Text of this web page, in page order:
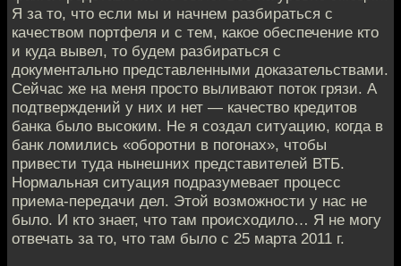
Я за то, что если мы и начнем разбираться с
качеством портфеля и с тем, какое обеспечение кто
и куда вывел, то будем разбираться с
документально представленными доказательствами.
Сейчас же на меня просто выливают поток грязи. А
подтверждений у них и нет — качество кредитов
банка было высоким. Не я создал ситуацию, когда в
банк ломились «оборотни в погонах», чтобы
привести туда нынешних представителей ВТБ.
Нормальная ситуация подразумевает процесс
приема-передачи дел. Этой возможности у нас не
было. И кто знает, что там происходило… Я не могу
отвечать за то, что там было с 25 марта 2011 г.